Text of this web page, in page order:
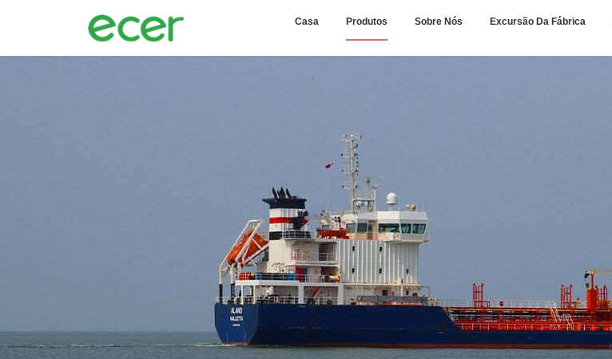
Casa Produtos Sobre Nós Excursão Da Fábrica